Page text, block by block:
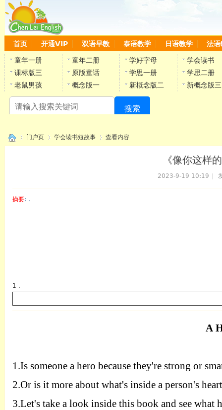
首页 开通VIP 双语早教 泰语教学 日语教学 法语
童年一册 童年二册 学好字母
学会读书
课标版三
原版童话 学思一册
学思二册
老鼠男孩
概念版一 新概念版二 新概念版三
搜索
门户页 学会读书短故事 查看内容
《像你这样
2023-9-19 10:19
摘要: .
1 .
A
1.Is someone a hero because they're strong or
2.Or is it more about what's inside a person's heart
3.Let's take a look inside this book and see what